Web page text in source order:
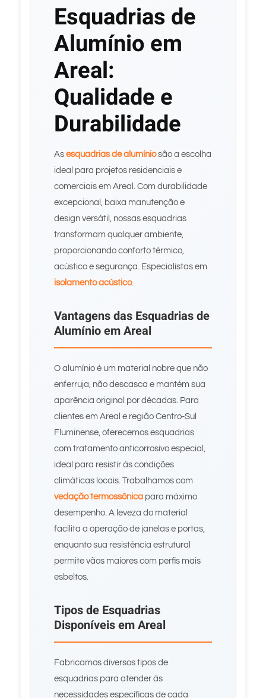
Esquadrias de
Alumínio em
Areal:
Qualidade e
Durabilidade
As esquadrias de alumíniosão a escolha
ideal para projetos residenciais e
comerciais em Areal. Com durabilidade
excepcional, baixa manutenção e
design versátil, nossas esquadrias
transformam qualquer ambiente,
proporcionando conforto térmico,
acústico e segurança. Especialistas em
isolamento acústico.
Vantagens das Esquadrias de
Alumínio em Areal
O alumínio é um material nobre que não
enferruja, não descasca e mantém sua
aparência original por décadas. Para
clientes em Areal e região Centro-Sul
Fluminense, oferecemos esquadrias
com tratamento anticorrosivo especial,
ideal para resistir às condições
climáticas locais. Trabalhamos com
vedação termossônica para máximo
desempenho. A leveza do material
facilita a operação de janelas e portas,
enquanto sua resistência estrutural
permite vãos maiores com perfis mais
esbeltos.
Tipos de Esquadrias
Disponíveis em Areal
Fabricamos diversos tipos de
esquadrias para atender às
necessidades específicas de cada